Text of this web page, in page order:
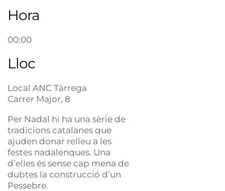
Hora
00:00
Lloc
Local ANC Tàrrega
Carrer Major, 8
Per Nadal hi ha una sèrie de
tradicions catalanes que
ajuden donar relleu a les
festes nadalenques. Una
d’elles és sense cap mena de
dubtes la construcció d’un
Pessebre.